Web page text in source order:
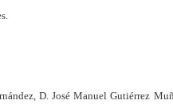
D. José Manuel Gutiérrez